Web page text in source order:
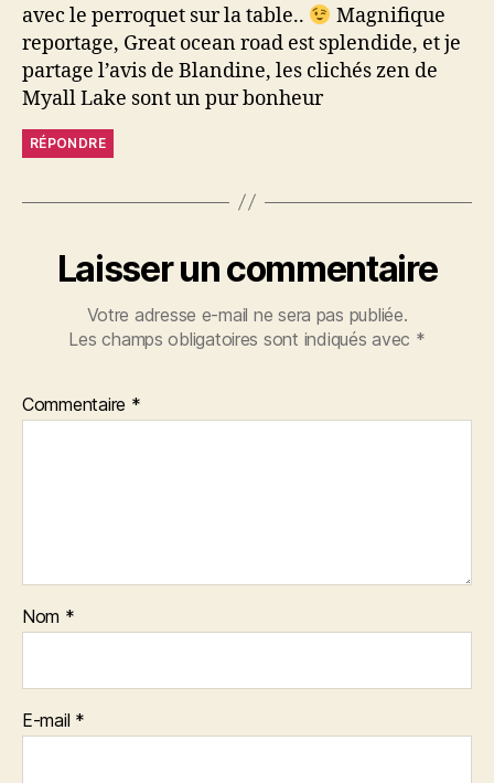
avec le perroquet sur la table..
Magnifique
reportage, Great ocean road est splendide, et je
partage l’avis de Blandine, les clichés zen de
Myall Lake sont un pur bonheur
RÉPONDRE
Laisser un commentaire
Votre adresse e-mail ne sera pas publiée.
Les champs obligatoires sont indiqués avec *
Commentaire *
Nom *
E-mail *